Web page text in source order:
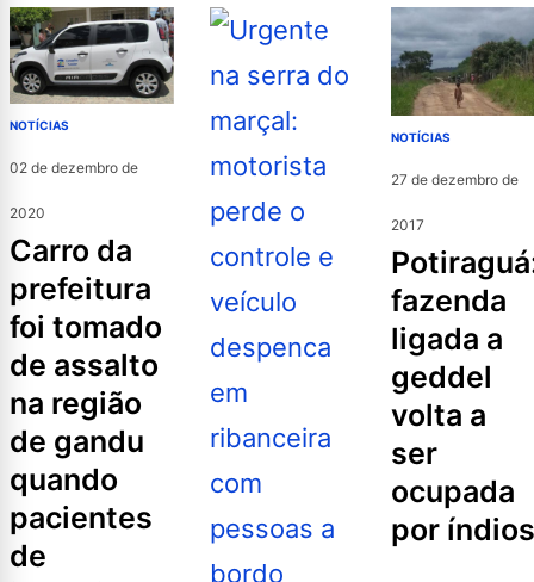
NOTÍCIAS
02 de dezembro de
2020
carro da
prefeitura
foi tomado
de assalto
na região
de gandu
quando
pacientes
de
NOTÍCIAS
27 de dezembro de
2017
potiraguá:
fazenda
ligada a
geddel
volta a
ser
ocupada
por índios